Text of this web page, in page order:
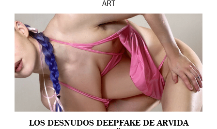
ART
LOS DESNUDOS DEEPFAKE DE ARVIDA